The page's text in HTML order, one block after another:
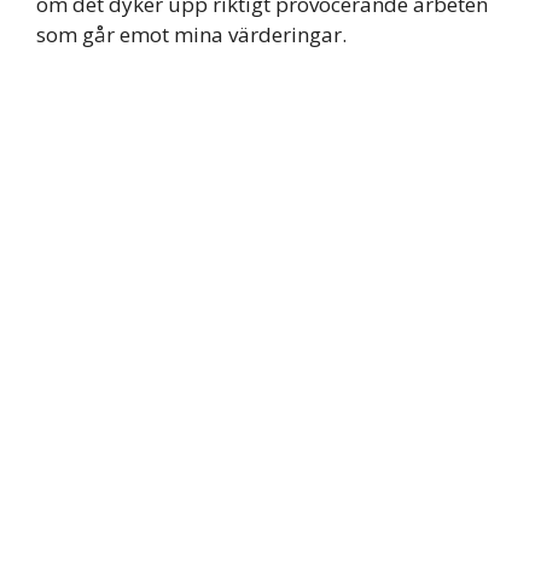
som går emot mina värderingar.